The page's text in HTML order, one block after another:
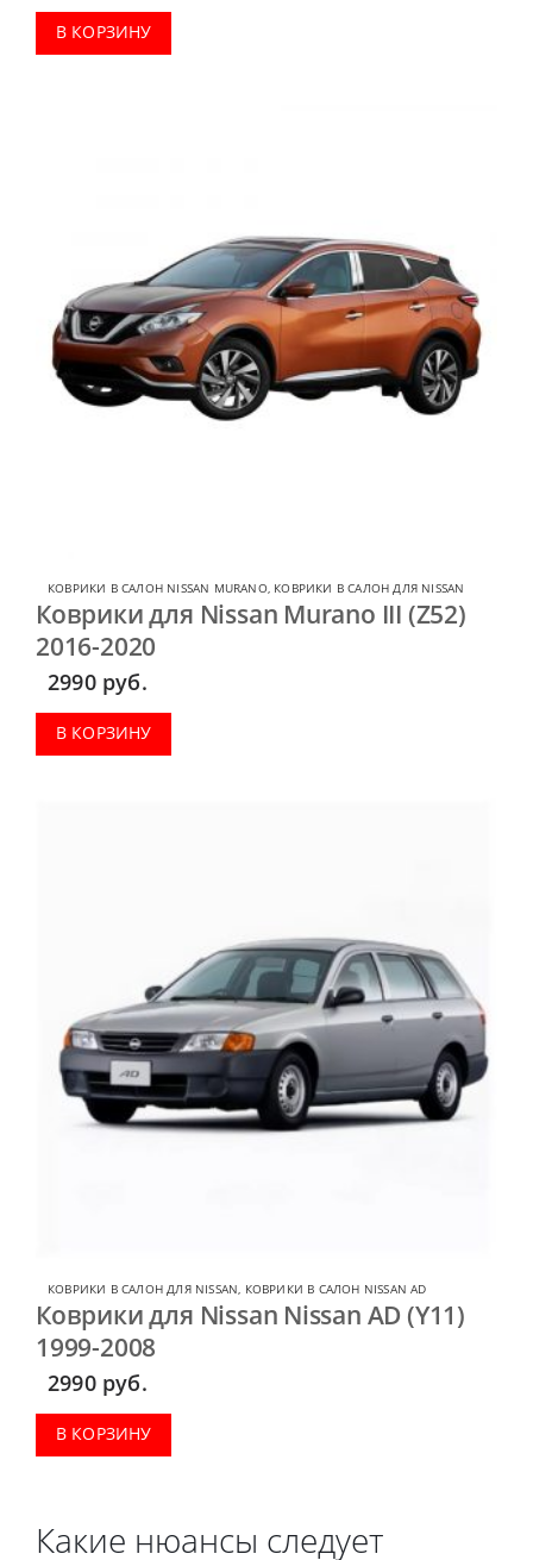
В КОРЗИНУ
КОВРИКИ В САЛОН NISSAN MURANO, КОВРИКИ В САЛОН ДЛЯ NISSAN
Коврики для Nissan Murano III (Z52)
2016-2020
2990 руб.
В КОРЗИНУ
КОВРИКИ В САЛОН ДЛЯ NISSAN, КОВРИКИ В САЛОН NISSAN AD
Коврики для Nissan Nissan AD (Y11)
1999-2008
2990 руб.
В КОРЗИНУ
Какие нюансы следует